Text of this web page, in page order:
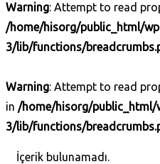
Warning: Attempt to read
/home/hisorg/public_html/
3/lib/functions/
Warning: Attempt to read
in /home/hisorg/
3/lib/functions/
İçerik bulunamadı.